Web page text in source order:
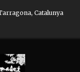
Catalunya